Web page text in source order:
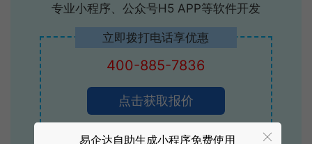
专业小程序、公众号H5 APP等软件开发
立即拨打电话享优惠
400-885-7836
点击获取报价
易企达自助生成小程序免费使用